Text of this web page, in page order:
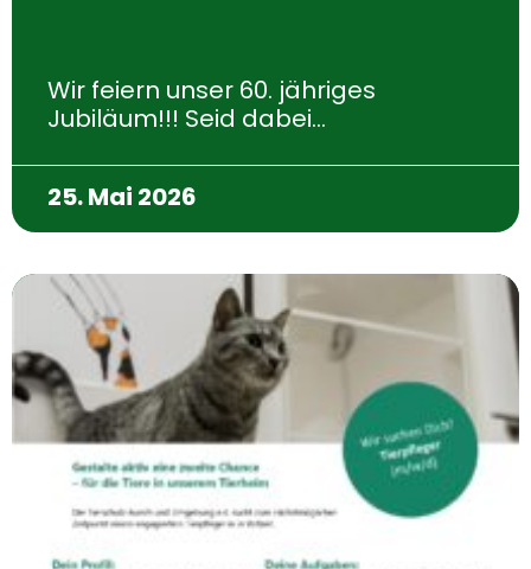
Wir feiern unser 60. jähriges
Jubiläum!!! Seid dabei…
25. Mai 2026